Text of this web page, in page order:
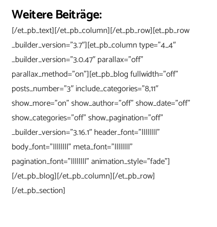
Weitere Beiträge:
[/et_pb_text][/et_pb_column][/et_pb_row][et_pb_row
_builder_version=”3.7″][et_pb_column type=”4_4″
_builder_version=”3.0.47″ parallax=”off”
parallax_method=”on”][et_pb_blog fullwidth=”off”
posts_number=”3″ include_categories=”8,11″
show_more=”on” show_author=”off” show_date=”off”
show_categories=”off” show_pagination=”off”
_builder_version=”3.16.1″ header_font=”||||||||”
body_font=”||||||||” meta_font=”||||||||”
pagination_font=”||||||||” animation_style=”fade”]
[/et_pb_blog][/et_pb_column][/et_pb_row]
[/et_pb_section]